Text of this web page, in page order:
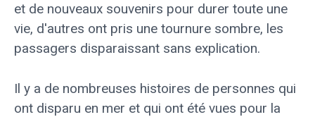
et de nouveaux souvenirs pour durer toute une
vie, d'autres ont pris une tournure sombre, les
passagers disparaissant sans explication.
Il y a de nombreuses histoires de personnes qui
ont disparu en mer et qui ont été vues pour la